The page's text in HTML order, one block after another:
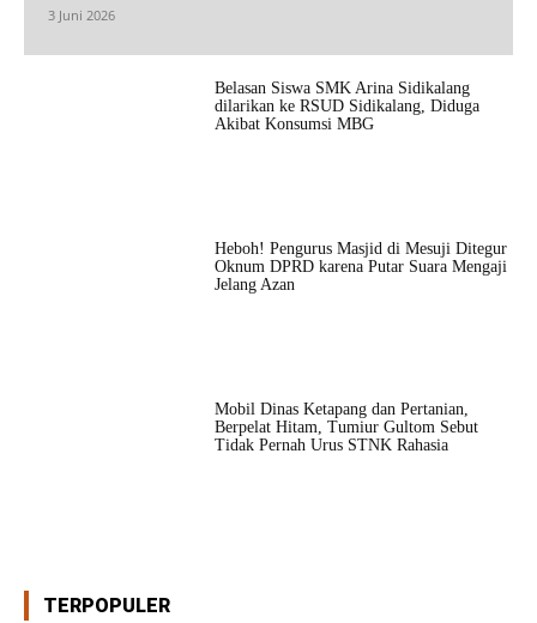
3 Juni 2026
Belasan Siswa SMK Arina Sidikalang
dilarikan ke RSUD Sidikalang, Diduga
Akibat Konsumsi MBG
Heboh! Pengurus Masjid di Mesuji Ditegur
Oknum DPRD karena Putar Suara Mengaji
Jelang Azan
Mobil Dinas Ketapang dan Pertanian,
Berpelat Hitam, Tumiur Gultom Sebut
Tidak Pernah Urus STNK Rahasia
TERPOPULER